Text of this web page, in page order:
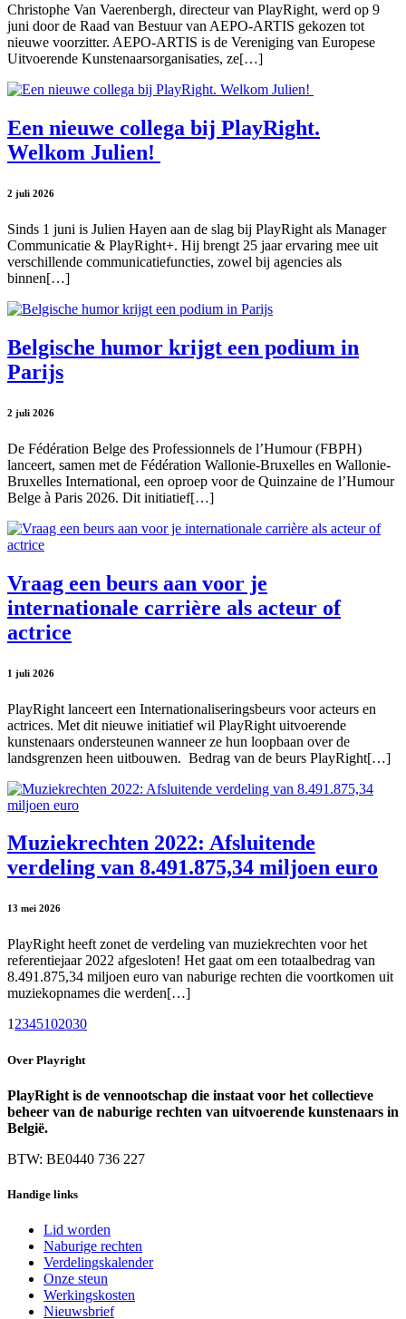
Christophe Van Vaerenbergh, directeur van PlayRight, werd op 9
juni door de Raad van Bestuur van AEPO-ARTIS gekozen tot
nieuwe voorzitter. AEPO-ARTIS is de Vereniging van Europese
Uitvoerende Kunstenaarsorganisaties, ze[…]
Een nieuwe collega bij PlayRight.
Welkom Julien!
2 juli 2026
Sinds 1 juni is Julien Hayen aan de slag bij PlayRight als Manager
Communicatie & PlayRight+. Hij brengt 25 jaar ervaring mee uit
verschillende communicatiefuncties, zowel bij agencies als
binnen[…]
Belgische humor krijgt een podium in
Parijs
2 juli 2026
De Fédération Belge des Professionnels de l’Humour (FBPH)
lanceert, samen met de Fédération Wallonie-Bruxelles en Wallonie-
Bruxelles International, een oproep voor de Quinzaine de l’Humour
Belge à Paris 2026. Dit initiatief[…]
Vraag een beurs aan voor je
internationale carrière als acteur of
actrice
1 juli 2026
PlayRight lanceert een Internationaliseringsbeurs voor acteurs en
actrices. Met dit nieuwe initiatief wil PlayRight uitvoerende
kunstenaars ondersteunen wanneer ze hun loopbaan over de
landsgrenzen heen uitbouwen. Bedrag van de beurs PlayRight[…]
Muziekrechten 2022: Afsluitende
verdeling van 8.491.875,34 miljoen euro
13 mei 2026
PlayRight heeft zonet de verdeling van muziekrechten voor het
referentiejaar 2022 afgesloten! Het gaat om een totaalbedrag van
8.491.875,34 miljoen euro van naburige rechten die voortkomen uit
muziekopnames die werden[…]
1 2345102030
Over Playright
PlayRight is de vennootschap die instaat voor het collectieve
beheer van de naburige rechten van uitvoerende kunstenaars in
België.
BTW: BE0440 736 227
Handige links
Lid worden
Naburige rechten
Verdelingskalender
Onze steun
Werkingskosten
Nieuwsbrief